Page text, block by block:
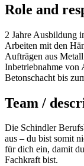
Role and
2 Jahre Ausbildung
Arbeiten mit den
Aufträgen aus
Inbetriebnahme von
Betonschacht bis
Team /
Die Schindler
aus – du bist somit
für dich ein, damit
Fachkraft bist.